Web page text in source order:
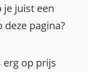
je juist een
pagina?
erg op prijs